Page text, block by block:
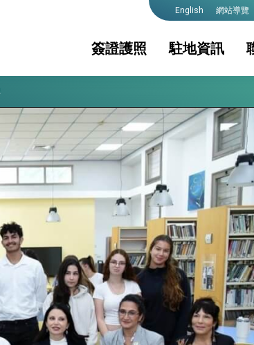
English 網站導覽
簽證護照
護照 簽證
駐地資訊
國家相關資訊 簽證及入
消保及性平諮詢機
構
行事曆
片，向世界展現台灣守護全球健康的創新能量
際秩序
經濟轉型升級 籲請立院全力支持並盡速通過
外交部長林佳龍出席《台灣光華雜誌》50週年慶「見證蛻變，分享世界的光華」開幕式，期許數位轉 型迎向下個50年